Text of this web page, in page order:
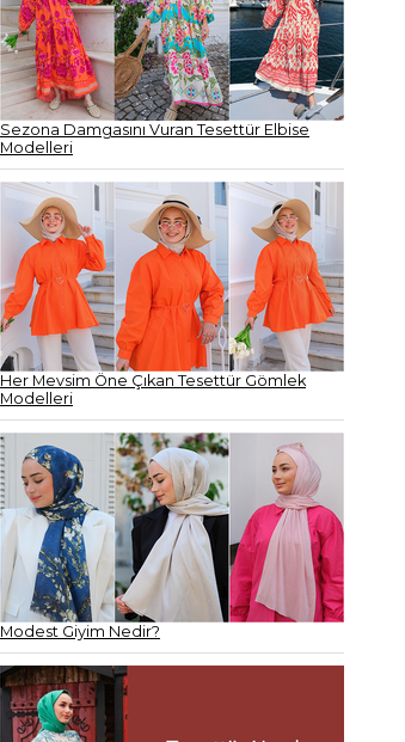
Sezona Damgasını Vuran Tesettür Elbise
Modelleri
Her Mevsim Öne Çıkan Tesettür Gömlek
Modelleri
Modest Giyim Nedir?